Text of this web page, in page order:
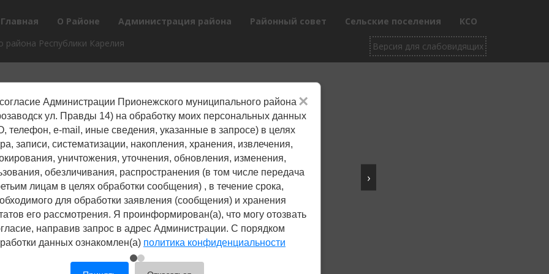
×
Администрации Прионежского муниципального района
ул. Правды 14) на обработку моих персональных данных
телефон, е-mail, иные сведения, указанные в запросе) в целях
записи, систематизации, накопления, хранения, извлечения,
уничтожения, уточнения, обновления, изменения,
обезличивания, распространения (в том числе передача
лицам в целях обработки сообщения) , в течение срока,
для обработки заявления (сообщения) и хранения
его рассмотрения. Я проинформирован(а), что могу отозвать
направив запрос в адрес Администрации. С порядком
данных ознакомлен(а) политика конфиденциальности
Главная О Районе Администрация района Районный совет Сельские поселения
КСО
Республики Карелия
›